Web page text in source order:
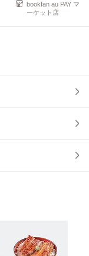
bookfan au PAY マ
ーケット店